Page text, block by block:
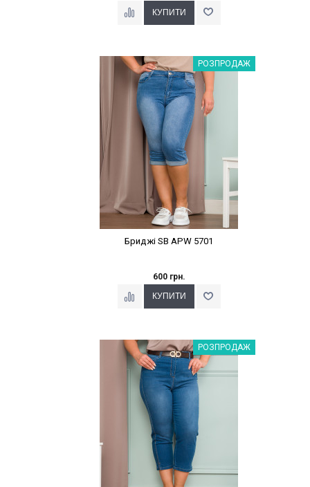
Наклейки Варіант з %РОЗПРОДАЖ
Бриджі SB APW 5701
600 грн.
Наклейки Варіант з %РОЗПРОДАЖ